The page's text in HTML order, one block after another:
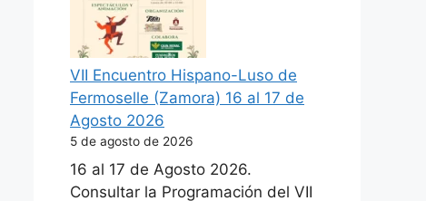
VII Encuentro Hispano-Luso de
Fermoselle (Zamora) 16 al 17 de
Agosto 2026
5 de agosto de 2026
16 al 17 de Agosto 2026.
Consultar la Programación del VII